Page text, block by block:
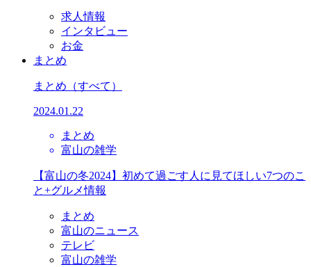
求人情報
インタビュー
お金
まとめ
まとめ （すべて）
2024.01.22
まとめ
富山の雑学
【富山の冬2024】初めて過ごす人に見てほしい7つのこ
と+グルメ情報
まとめ
富山のニュース
テレビ
富山の雑学